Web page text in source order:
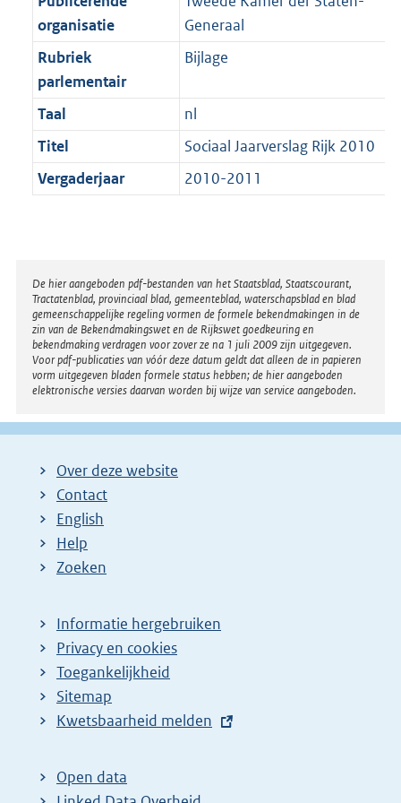
t
a
t
b
b
organisatie
Generaal
Rubriek
parlementair
Bijlage
Taal
nl
Titel
Sociaal Jaarverslag Rijk 2010
Vergaderjaar
2010-2011
Disclaimer
De hier aangeboden pdf-bestanden van het Staatsblad, Staatscourant,
Tractatenblad, provinciaal blad, gemeenteblad, waterschapsblad en blad
gemeenschappelijke regeling vormen de formele bekendmakingen in de
zin van de Bekendmakingswet en de Rijkswet goedkeuring en
bekendmaking verdragen voor zover ze na 1 juli 2009 zijn uitgegeven.
Voor pdf-publicaties van vóór deze datum geldt dat alleen de in papieren
vorm uitgegeven bladen formele status hebben; de hier aangeboden
elektronische versies daarvan worden bij wijze van service aangeboden.
Over deze website
Contact
English
Help
Zoeken
Informatie hergebruiken
Privacy en cookies
Toegankelijkheid
Sitemap
E
t
e
Kwetsbaarheid melden
Open data